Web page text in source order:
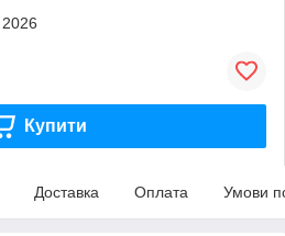
Купити
Доставка Оплата Умови